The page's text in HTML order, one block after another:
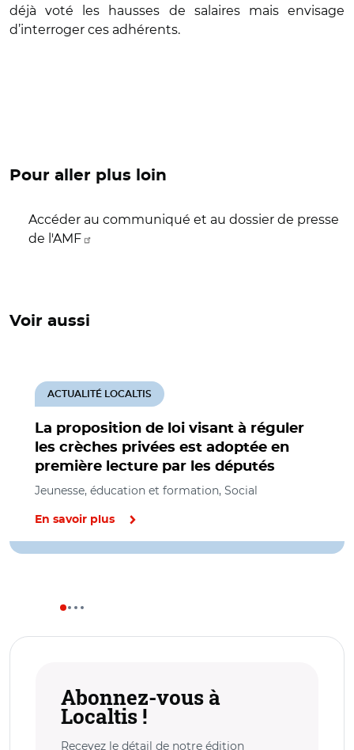
déjà voté les hausses de salaires mais envisage
d’interroger ces adhérents.
Pour aller plus loin
Accéder au communiqué et au dossier de presse
de l'AMF
Voir aussi
La proposition de loi visant à réguler
les crèches privées est adoptée en
première lecture par les députés
ACTUALITÉ LOCALTIS
Jeunesse, éducation et formation, Social
En savoir plus
Abonnez-vous à
Localtis !
Recevez le détail de notre édition